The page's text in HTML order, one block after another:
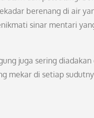
berenang di air
sinar mentari
juga sering diadakan
mekar di setiap